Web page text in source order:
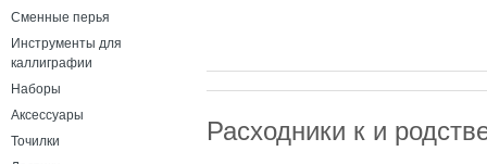
Сменные перья
Инструменты для
каллиграфии
Наборы
Аксессуары
Точилки
Расходники к и